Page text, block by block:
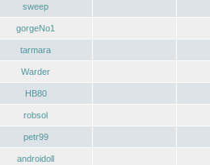
sweep
gorgeNo1
tarmara
Warder
HB80
robsol
petr99
androidoll